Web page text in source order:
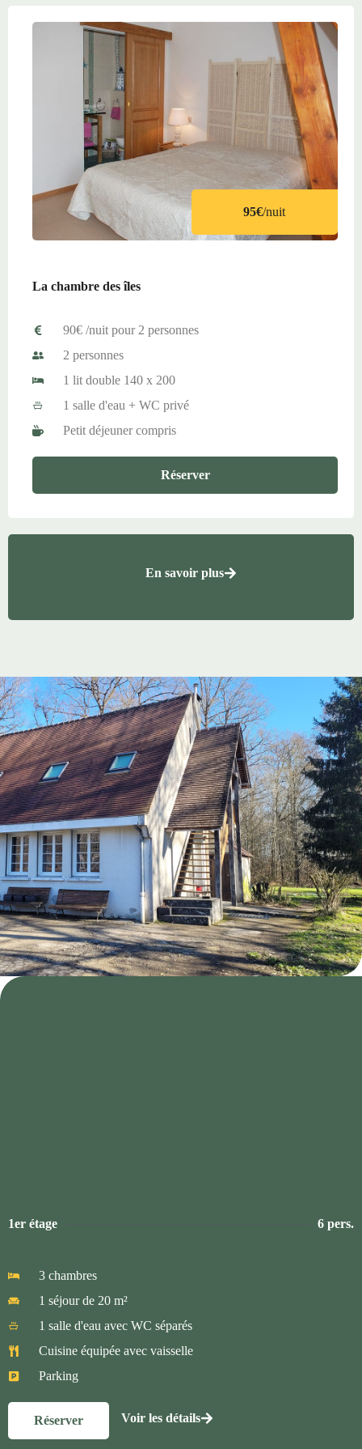
95€/nuit
La chambre des îles
90€ /nuit pour 2 personnes
2 personnes
1 lit double 140 x 200
1 salle d'eau + WC privé
Petit déjeuner compris
Réserver
En savoir plus
1er étage 6 pers.
3 chambres
1 séjour de 20 m²
1 salle d'eau avec WC séparés
Cuisine équipée avec vaisselle
Parking
Réserver Voir les détails